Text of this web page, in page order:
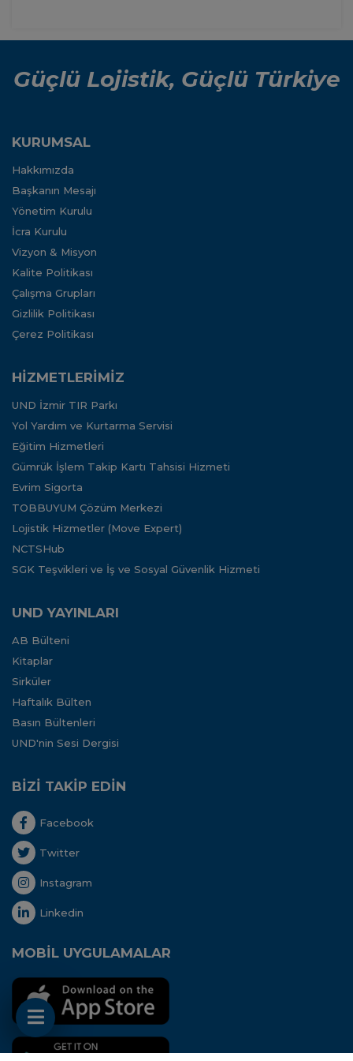
Güçlü Lojistik, Güçlü Türkiye
KURUMSAL
Hakkımızda
Başkanın Mesajı
Yönetim Kurulu
İcra Kurulu
Vizyon & Misyon
Kalite Politikası
Çalışma Grupları
Gizlilik Politikası
Çerez Politikası
HİZMETLERİMİZ
UND İzmir TIR Parkı
Yol Yardım ve Kurtarma Servisi
Eğitim Hizmetleri
Gümrük İşlem Takip Kartı Tahsisi Hizmeti
Evrim Sigorta
TOBBUYUM Çözüm Merkezi
Lojistik Hizmetler (Move Expert)
NCTSHub
SGK Teşvikleri ve İş ve Sosyal Güvenlik Hizmeti
UND YAYINLARI
AB Bülteni
Kitaplar
Sirküler
Haftalık Bülten
Basın Bültenleri
UND'nin Sesi Dergisi
BİZİ TAKİP EDİN
Facebook
Twitter
Instagram
Linkedin
MOBİL UYGULAMALAR